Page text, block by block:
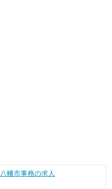
八幡市事務の求人